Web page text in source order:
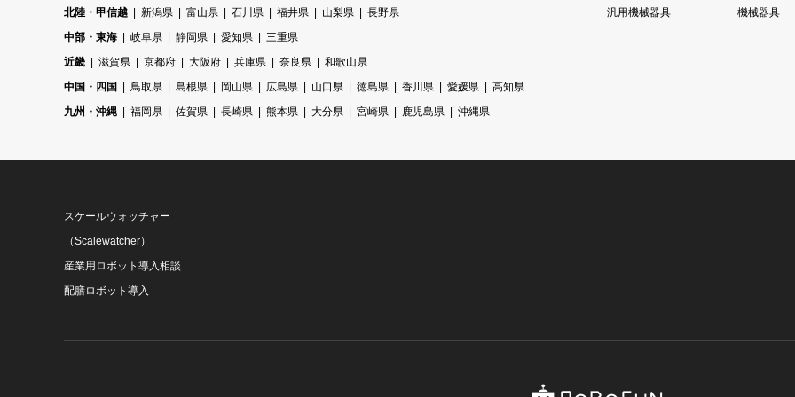
北陸・甲信越
新潟県 富山県 石川県 福井県 山梨県
長野県
中部・東海
岐阜県 静岡県 愛知県
三重県
近畿
滋賀県 京都府 大阪府 兵庫県 奈良県
和歌山県
中国・四国
鳥取県 島根県 岡山県 広島県 山口県 徳島県 香川県 愛媛県
高知県
九州・沖縄
福岡県 佐賀県 長崎県 熊本県 大分県 宮崎県 鹿児島県 沖縄県
汎用機械器具
機械器具
スケールウォッチャー
（Scalewatcher）
産業用ロボット導入相談
配膳ロボット導入